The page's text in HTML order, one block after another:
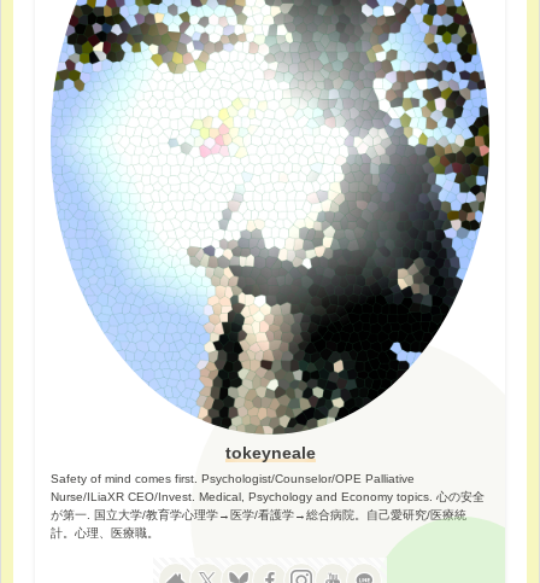
tokeyneale
Safety of mind comes first. Psychologist/Counselor/OPE Palliative
Nurse/ILiaXR CEO/Invest. Medical, Psychology and Economy topics. 心の安全
が第一. 国立大学/教育学心理学→医学/看護学→総合病院。自己愛研究/医療統
計。心理、医療職。